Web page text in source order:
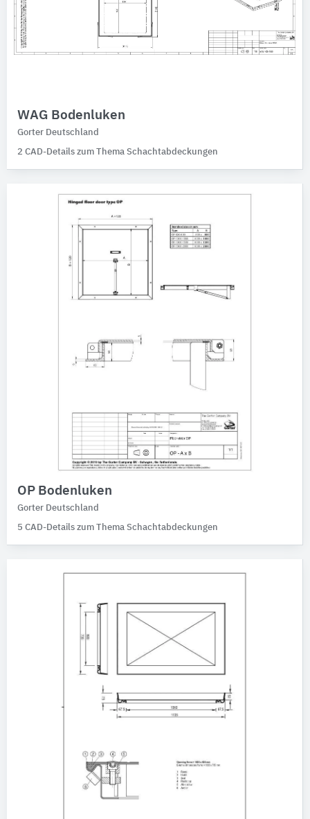
WAG Bodenluken
Gorter Deutschland
2 CAD-Details zum Thema Schachtabdeckungen
OP Bodenluken
Gorter Deutschland
5 CAD-Details zum Thema Schachtabdeckungen